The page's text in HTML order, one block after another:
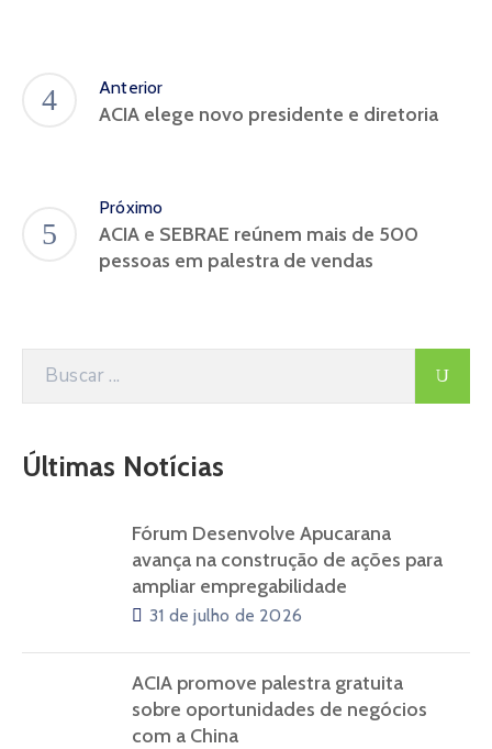
Anterior
ACIA elege novo presidente e diretoria
Próximo
ACIA e SEBRAE reúnem mais de 500
pessoas em palestra de vendas
Últimas Notícias
Fórum Desenvolve Apucarana
avança na construção de ações para
ampliar empregabilidade
31 de julho de 2026
ACIA promove palestra gratuita
sobre oportunidades de negócios
com a China